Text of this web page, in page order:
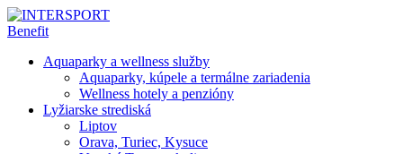
Aquaparky a wellness služby
Aquaparky, kúpele a termálne zariadenia
Wellness hotely a penzióny
Lyžiarske strediská
Liptov
Orava, Turiec, Kysuce